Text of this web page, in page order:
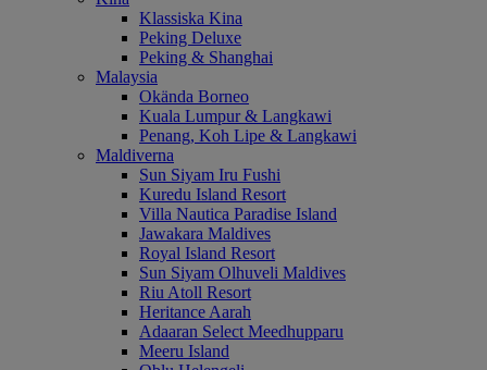
Klassiska Kina
Peking Deluxe
Peking & Shanghai
Malaysia
Okända Borneo
Kuala Lumpur & Langkawi
Penang, Koh Lipe & Langkawi
Maldiverna
Sun Siyam Iru Fushi
Kuredu Island Resort
Villa Nautica Paradise Island
Jawakara Maldives
Royal Island Resort
Sun Siyam Olhuveli Maldives
Riu Atoll Resort
Heritance Aarah
Adaaran Select Meedhupparu
Meeru Island